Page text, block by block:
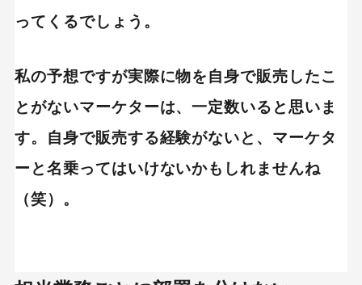
ってくるでしょう。
私の予想ですが実際に物を自身で販売したこ
とがないマーケターは、一定数いると思いま
す。自身で販売する経験がないと、マーケタ
ーと名乗ってはいけないかもしれませんね
（笑）。